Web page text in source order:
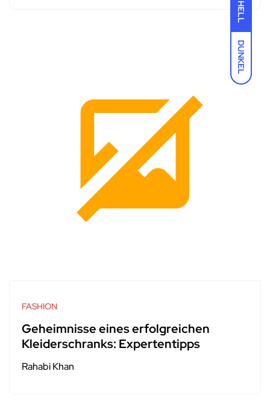
HELL
DUNKEL
FASHION
Geheimnisse eines erfolgreichen
Kleiderschranks: Expertentipps
Rahabi Khan